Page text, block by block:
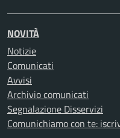
NOVITÀ
Notizie
Comunicati
Avvisi
Archivio comunicati
Segnalazione Disservizi
Comunichiamo con te: